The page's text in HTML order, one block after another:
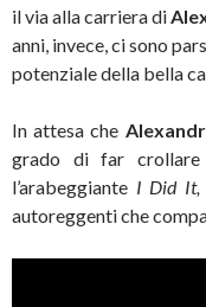
il via alla carriera di
anni, invece, ci sono
potenziale della bella
In attesa che
grado di far
l’arabeggiante I Did It,
autoreggenti che